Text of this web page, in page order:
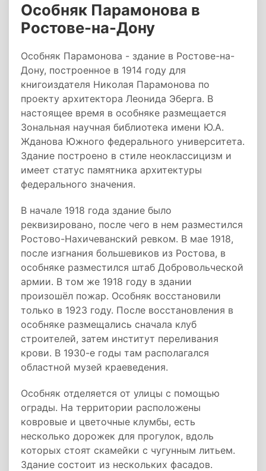
Особняк Парамонова в
Ростове-на-Дону
Особняк Парамонова - здание в Ростове-на-
Дону, построенное в 1914 году для
книгоиздателя Николая Парамонова по
проекту архитектора Леонида Эберга. В
настоящее время в особняке размещается
Зональная научная библиотека имени Ю.А.
Жданова Южного федерального университета.
Здание построено в стиле неоклассицизм и
имеет статус памятника архитектуры
федерального значения.
В начале 1918 года здание было
реквизировано, после чего в нем разместился
Ростово-Нахичеванский ревком. В мае 1918,
после изгнания большевиков из Ростова, в
особняке разместился штаб Добровольческой
армии. В том же 1918 году в здании
произошёл пожар. Особняк восстановили
только в 1923 году. После восстановления в
особняке размещались сначала клуб
строителей, затем институт переливания
крови. В 1930-е годы там располагался
областной музей краеведения.
Особняк отделяется от улицы с помощью
ограды. На территории расположены
ковровые и цветочные клумбы, есть
несколько дорожек для прогулок, вдоль
которых стоят скамейки с чугунным литьем.
Здание состоит из нескольких фасадов.